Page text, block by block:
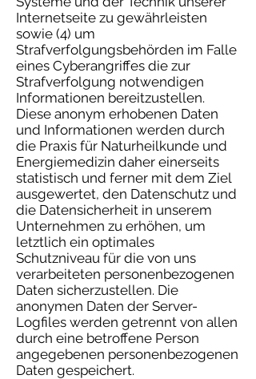
Internetseite zu gewährleisten
sowie (4) um
Strafverfolgungsbehörden im Falle
eines Cyberangriffes die zur
Strafverfolgung notwendigen
Informationen bereitzustellen.
Diese anonym erhobenen Daten
und Informationen werden durch
die Praxis für Naturheilkunde und
Energiemedizin daher einerseits
statistisch und ferner mit dem Ziel
ausgewertet, den Datenschutz und
die Datensicherheit in unserem
Unternehmen zu erhöhen, um
letztlich ein optimales
Schutzniveau für die von uns
verarbeiteten personenbezogenen
Daten sicherzustellen. Die
anonymen Daten der Server-
Logfiles werden getrennt von allen
durch eine betroffene Person
angegebenen personenbezogenen
Daten gespeichert.